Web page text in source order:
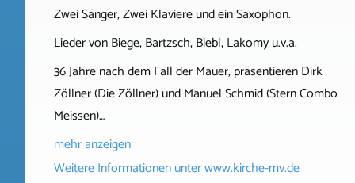
Zwei Sänger, Zwei Klaviere und ein Saxophon.
Lieder von Biege, Bartzsch, Biebl, Lakomy u.v.a.
36 Jahre nach dem Fall der Mauer, präsentieren Dirk
Zöllner (Die Zöllner) und Manuel Schmid (Stern Combo
Meissen)…
mehr anzeigen
Weitere Informationen unterwww.kirche-mv.de